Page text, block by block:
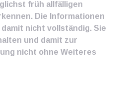
früh allfälligen
Die Informationen
nicht vollständig. Sie
und damit zur
nicht ohne Weiteres